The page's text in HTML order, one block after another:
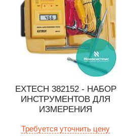
EXTECH 382152 - НАБОР
ИНСТРУМЕНТОВ ДЛЯ
ИЗМЕРЕНИЯ
ЗАЗЕМЛЕНИЯ
Требуется уточнить цену